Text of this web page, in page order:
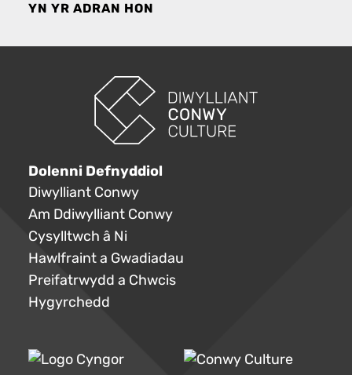
YN YR ADRAN HON
Dolenni Defnyddiol
Diwylliant Conwy
Am Ddiwylliant Conwy
Cysylltwch â Ni
Hawlfraint a Gwadiadau
Preifatrwydd a Chwcis
Hygyrchedd